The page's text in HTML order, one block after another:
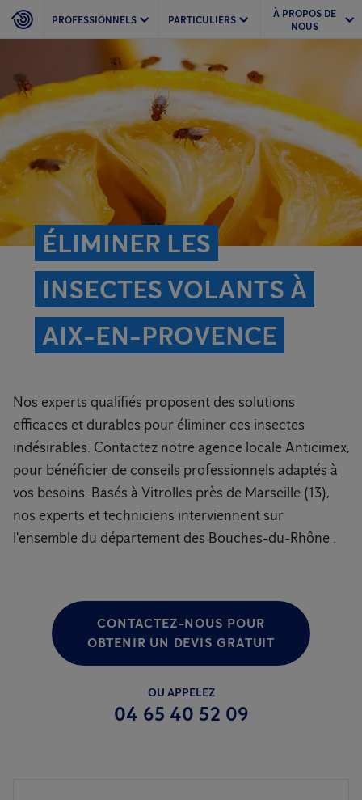
PROFESSIONNELS PARTICULIERS
À PROPOS DE
NOUS
ÉLIMINER LES
INSECTES VOLANTS À
AIX-EN-PROVENCE
Nos experts qualifiés proposent des solutions
efficaces et durables pour éliminer ces insectes
indésirables. Contactez notre agence locale Anticimex,
pour bénéficier de conseils professionnels adaptés à
vos besoins. Basés à Vitrolles près de Marseille (13),
nos experts et techniciens interviennent sur
l'ensemble du département des Bouches-du-Rhône .
CONTACTEZ-NOUS POUR
OBTENIR UN DEVIS GRATUIT
OU APPELEZ
04 65 40 52 09